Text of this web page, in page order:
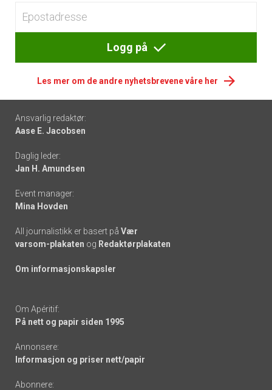
Logg på
Les mer om de andre nyhetsbrevene våre her
Footer
-
links
Ansvarlig redaktør:
Aase E. Jacobsen
Daglig leder:
Jan H. Amundsen
Event manager:
Mina Hovden
All journalistikk er basert på Vær
varsom-plakaten og Redaktørplakaten
Om informasjonskapsler
Om Apéritif:
På nett og papir siden 1995
Annonsere:
Informasjon og priser nett/papir
Abonnere: